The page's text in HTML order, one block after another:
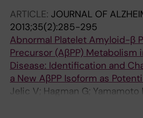
ARTICLE: JOURNAL OF
2013;35(2):285-295
Abnormal Platelet Amyloid-β
Precursor (AβPP) Metabolism
Disease: Identification and
a New AβPP Isoform as
Jelic V; Hagman G; Yamamoto